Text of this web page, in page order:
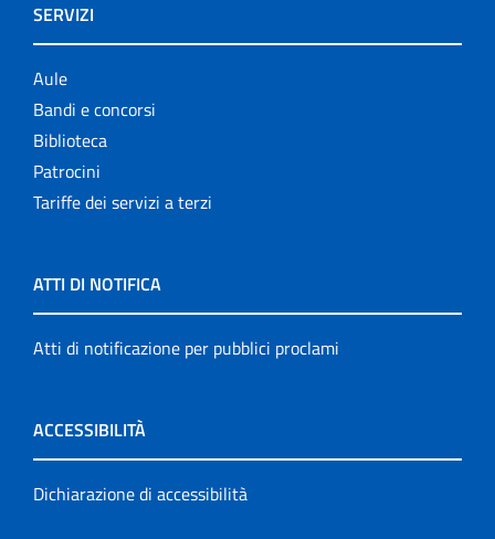
SERVIZI
Aule
Bandi e concorsi
Biblioteca
Patrocini
Tariffe dei servizi a terzi
ATTI DI NOTIFICA
Atti di notificazione per pubblici proclami
ACCESSIBILITÀ
Dichiarazione di accessibilità